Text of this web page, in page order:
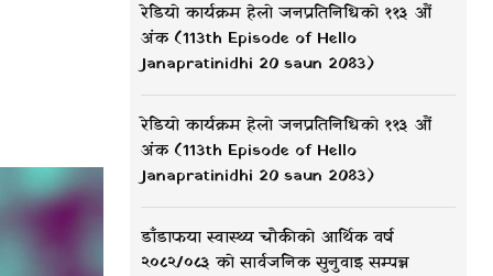
रेडियो कार्यक्रम हेलो जनप्रतिनिधिको ११३ औं
अंक (113th Episode of Hello
Janapratinidhi 20 saun 2083)
रेडियो कार्यक्रम हेलो जनप्रतिनिधिको ११३ औं
अंक (113th Episode of Hello
Janapratinidhi 20 saun 2083)
डाँडाफया स्वास्थ्य चौकीको आर्थिक वर्ष
२०८२/०८३ को सार्वजनिक सुनुवाइ सम्पन्न